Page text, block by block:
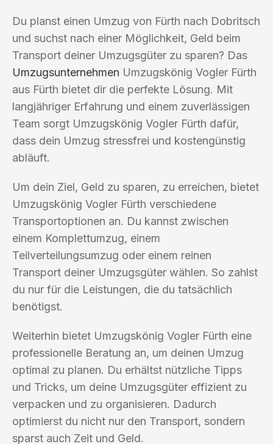
Du planst einen Umzug von Fürth nach Dobritsch
und suchst nach einer Möglichkeit, Geld beim
Transport deiner Umzugsgüter zu sparen? Das
Umzugsunternehmen Umzugskönig Vogler Fürth
aus Fürth bietet dir die perfekte Lösung. Mit
langjähriger Erfahrung und einem zuverlässigen
Team sorgt Umzugskönig Vogler Fürth dafür,
dass dein Umzug stressfrei und kostengünstig
abläuft.
Um dein Ziel, Geld zu sparen, zu erreichen, bietet
Umzugskönig Vogler Fürth verschiedene
Transportoptionen an. Du kannst zwischen
einem Komplettumzug, einem
Teilverteilungsumzug oder einem reinen
Transport deiner Umzugsgüter wählen. So zahlst
du nur für die Leistungen, die du tatsächlich
benötigst.
Weiterhin bietet Umzugskönig Vogler Fürth eine
professionelle Beratung an, um deinen Umzug
optimal zu planen. Du erhältst nützliche Tipps
und Tricks, um deine Umzugsgüter effizient zu
verpacken und zu organisieren. Dadurch
optimierst du nicht nur den Transport, sondern
sparst auch Zeit und Geld.